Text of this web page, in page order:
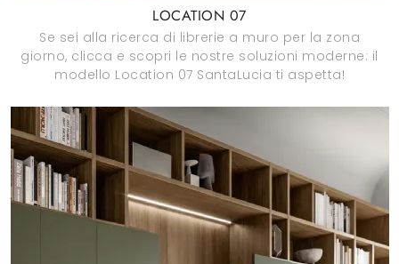
LOCATION 07
Se sei alla ricerca di librerie a muro per la zona
giorno, clicca e scopri le nostre soluzioni moderne: il
modello Location 07 SantaLucia ti aspetta!